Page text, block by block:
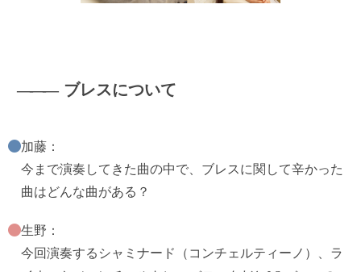
――― ブレスについて
加藤：
今まで演奏してきた曲の中で、ブレスに関して辛かった
曲はどんな曲がある？
生野：
今回演奏するシャミナード（コンチェルティーノ）、ラ